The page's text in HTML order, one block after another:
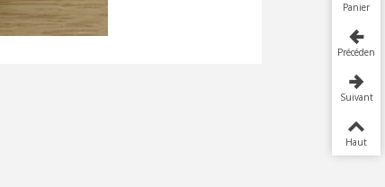
Panier
Précédent
Suivant
Haut